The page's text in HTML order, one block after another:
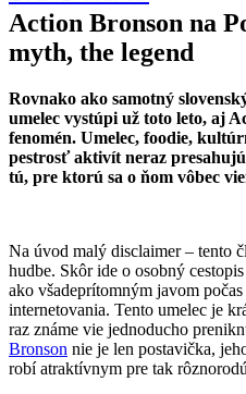
Action Bronson na
myth, the legend
Rovnako ako samotný
umelec vystúpi už toto leto, aj
fenomén. Umelec, foodie,
pestrosť aktivít neraz
tú, pre ktorú sa o ňom vôbec
Na úvod malý disclaimer – tento
hudbe. Skôr ide o osobný
ako všadeprítomným javom
internetovania. Tento umelec je
raz známe vie jednoducho
Bronson nie je len postavička,
robí atraktívnym pre tak